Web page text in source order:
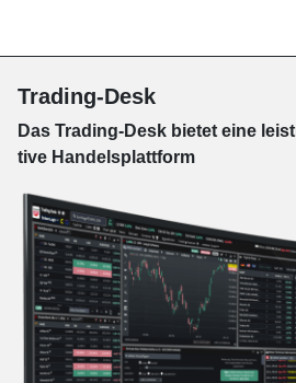
Trading-Desk
Das Trading-Desk bie­tet eine
tive Han­dels­platt­form